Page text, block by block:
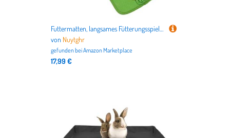
Futtermatten, langsames Fütterungsspielzeug für Hunde, Puzzle-Schnüffel-Pad, 74 x 47 cm, interaktives Anreicherungsspiel für Welpen und Hunde, Indoor-Aktivität für Mahlzeiten, Verlobungen
von Nuytghr
gefunden beiAmazon Marketplace
17,99 €